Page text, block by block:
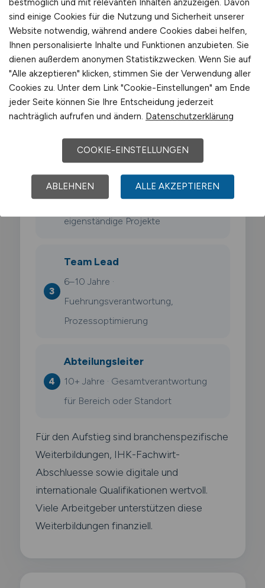
Karrierewege
Die Karriere als Busfahrer verläuft
typischerweise über mehrere Stationen:
Junior Busfahrer
0–3 Jahre · Einarbeitung,
Fachaufgaben, erste Verantwortung
Senior Busfahrer
3–6 Jahre · Spezialisierung,
eigenständige Projekte
Team Lead
6–10 Jahre ·
Fuehrungsverantwortung,
Prozessoptimierung
Abteilungsleiter
10+ Jahre · Gesamtverantwortung
für Bereich oder Standort
Für den Aufstieg sind branchenspezifische
Weiterbildungen, IHK-Fachwirt-
Abschluesse sowie digitale und
internationale Qualifikationen wertvoll.
Viele Arbeitgeber unterstützen diese
Weiterbildungen finanziell.
bestmöglich und mit relevanten Inhalten anzuzeigen. Davon
sind einige Cookies für die Nutzung und Sicherheit unserer
Website notwendig, während andere Cookies dabei helfen,
Ihnen personalisierte Inhalte und Funktionen anzubieten. Sie
dienen außerdem anonymen Statistikzwecken. Wenn Sie auf
"Alle akzeptieren" klicken, stimmen Sie der Verwendung aller
Cookies zu. Unter dem Link "Cookie-Einstellungen" am Ende
jeder Seite können Sie Ihre Entscheidung jederzeit
nachträglich aufrufen und ändern. Datenschutzerklärung
COOKIE-EINSTELLUNGEN
ABLEHNEN ALLE AKZEPTIEREN